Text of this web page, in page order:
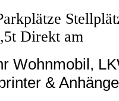
Direkt am
Wohnmobil,
&